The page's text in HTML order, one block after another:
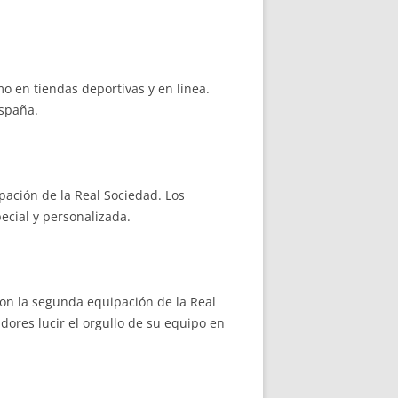
en tiendas deportivas y en línea.
de la Real Sociedad. Los
y personalizada.
la segunda equipación de la Real
lucir el orgullo de su equipo en